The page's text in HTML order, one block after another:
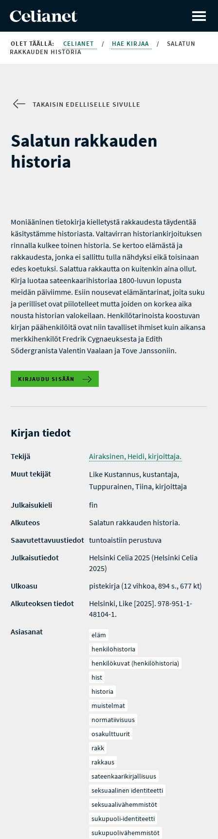
OLET TÄÄLLÄ: CELIANET / HAE KIRJAA /
SALATUN
RAKKAUDEN HISTORIA
TAKAISIN EDELLISELLE SIVULLE
Salatun rakkauden
historia
Moniääninen tietokirja kielletystä rakkaudesta täydentää
käsitystämme historiasta. Valtavirran historiankirjoituksen
rinnalla kulkee toinen historia. Se kertoo elämästä ja
rakkaudesta, jonka ei sallittu tulla nähdyksi eikä toisinaan
edes koetuksi. Salattua rakkautta on kuitenkin aina ollut.
Kirja luotaa sateenkaarihistoriaa 1800-luvun lopusta
meidän päiviimme. Esiin nousevat elämäntarinat, joita suku
ja perilliset ovat piilotelleet mutta joiden on korkea aika
nousta historian valokeilaan. Henkilötarinoista koostuvan
kirjan päähenkilöitä ovat niin tavalliset ihmiset kuin aikansa
merkkihenkilöt Fredrik Cygnaeuksesta ja Edith
Södergranista Valentin Vaalaan ja Tove Janssoniin.
KIRJAUDU SISÄÄN
Kirjan tiedot
Tekijä
Airaksinen, Heidi, kirjoittaja.
Muut tekijät
Like Kustannus, kustantaja,
Tuppurainen, Tiina, kirjoittaja
Julkaisukieli
fin
Alkuteos
Salatun rakkauden historia.
Saavutettavuustiedot tuntoaistiin perustuva
Julkaisutiedot
Helsinki Celia 2025 (Helsinki Celia
2025)
Ulkoasu
pistekirja (12 vihkoa, 894 s., 677 kt)
Alkuteoksen tiedot
Helsinki, Like [2025]. 978-951-1-
48104-1.
Asiasanat
eläm
henkilöhistoria
henkilökuvat (henkilöhistoria)
hist
historia
muistelmat
normatiivisuus
osakulttuurit
rakk
rakkaus
sateenkaarikirjallisuus
seksuaalinen identiteetti
seksuaalivähemmistöt
sukupuoli-identiteetti
sukupuolivähemmistöt